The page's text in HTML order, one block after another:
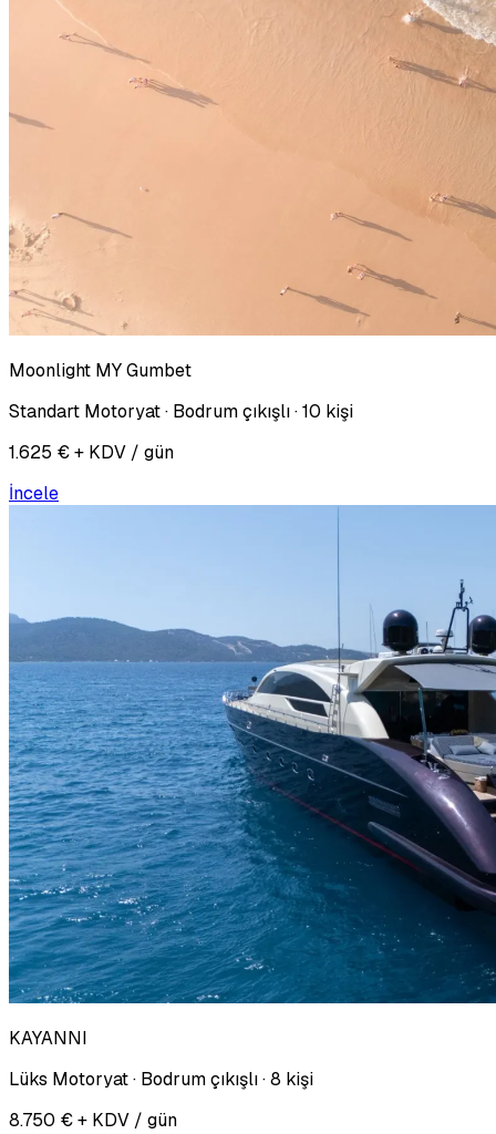
Moonlight MY Gumbet
Standart Motoryat · Bodrum çıkışlı · 10 kişi
1.625 € + KDV / gün
İncele
KAYANNI
Lüks Motoryat · Bodrum çıkışlı · 8 kişi
8.750 € + KDV / gün